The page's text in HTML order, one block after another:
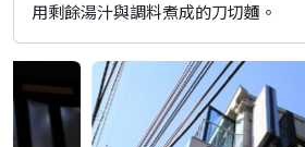
用剩餘湯汁與調料煮成的刀切麵。